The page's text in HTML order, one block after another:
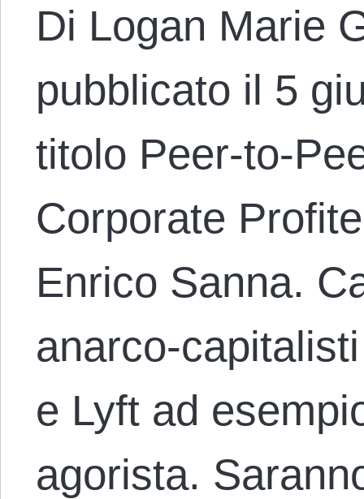
Di Logan Marie
pubblicato il 5
titolo Peer-to-
Corporate
Enrico Sanna.
anarco-
e Lyft ad
agorista.